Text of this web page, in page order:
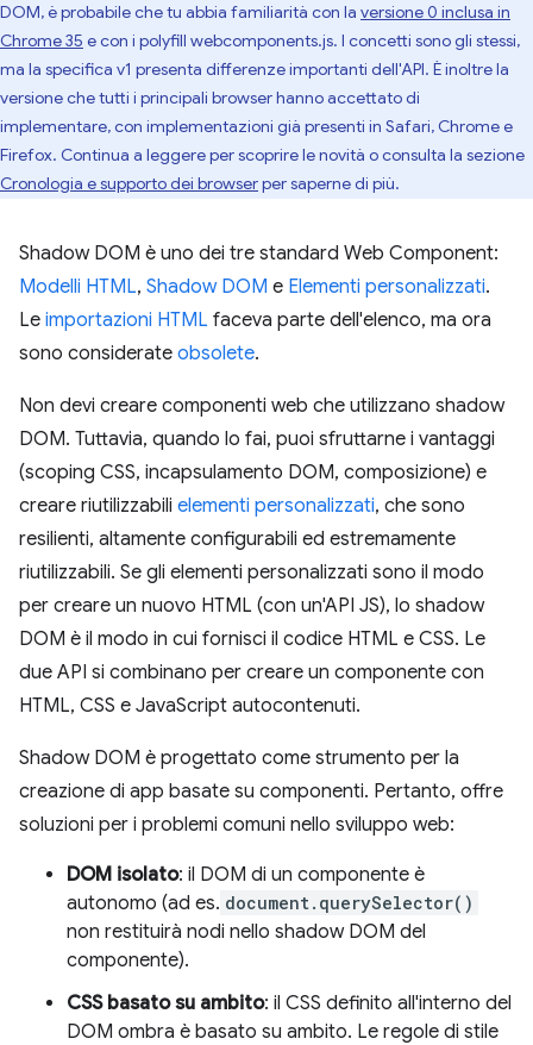
DOM, è probabile che tu abbia familiarità con la versione 0 inclusa in
Chrome 35 e con i polyfill webcomponents.js. I concetti sono gli stessi,
ma la specifica v1 presenta differenze importanti dell'API. È inoltre la
versione che tutti i principali browser hanno accettato di
implementare, con implementazioni già presenti in Safari, Chrome e
Firefox. Continua a leggere per scoprire le novità o consulta la sezione
Cronologia e supporto dei browserper saperne di più.
Shadow DOM è uno dei tre standard Web Component:
Modelli HTML, Shadow DOM e Elementi personalizzati.
Le importazioni HTML faceva parte dell'elenco, ma ora
sono considerate obsolete.
Non devi creare componenti web che utilizzano shadow
DOM. Tuttavia, quando lo fai, puoi sfruttarne i vantaggi
(scoping CSS, incapsulamento DOM, composizione) e
creare riutilizzabili elementi personalizzati, che sono
resilienti, altamente configurabili ed estremamente
riutilizzabili. Se gli elementi personalizzati sono il modo
per creare un nuovo HTML (con un'API JS), lo shadow
DOM è il modo in cui fornisci il codice HTML e CSS. Le
due API si combinano per creare un componente con
HTML, CSS e JavaScript autocontenuti.
Shadow DOM è progettato come strumento per la
creazione di app basate su componenti. Pertanto, offre
soluzioni per i problemi comuni nello sviluppo web:
DOM isolato: il DOM di un componente è
autonomo (ad es. document.querySelector()
non restituirà nodi nello shadow DOM del
componente).
CSS basato su ambito: il CSS definito all'interno del
DOM ombra è basato su ambito. Le regole di stile